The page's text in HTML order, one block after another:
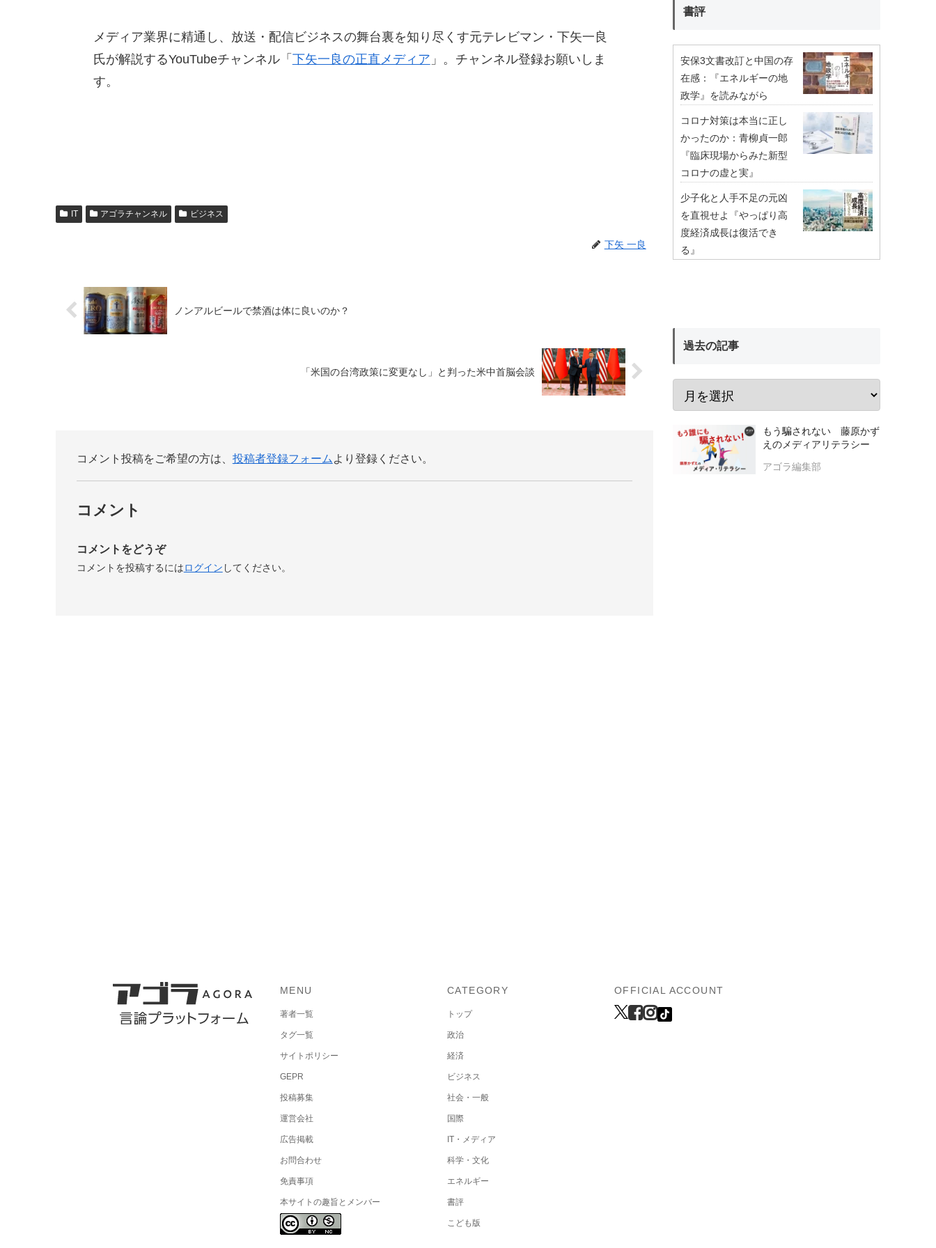
メディア業界に精通し、放送・配信ビジネスの舞台裏を知り尽くす元テレビマン・下矢一良
氏が解説するYouTubeチャンネル「 下矢一良の正直メディア 」。チャンネル登録お願いしま
す。
IT アゴラチャンネル ビジネス
下矢 一良
ノンアルビールで禁酒は体に良いのか？
「米国の台湾政策に変更なし」と判った米中首脳会談
コメント投稿をご希望の方は、 投稿者登録フォーム より登録ください。
コメント
コメントをどうぞ
コメントを投稿するにはログイン してください。
書評
安保3文書改訂と中国の存
在感：『エネルギーの地
政学』を読みながら
コロナ対策は本当に正し
かったのか：青柳貞一郎
『臨床現場からみた新型
コロナの虚と実』
少子化と人手不足の元凶
を直視せよ『やっぱり高
度経済成長は復活でき
る』
過去の記事
もう騙されない 藤原かず
えのメディアリテラシー
アゴラ編集部
MENU
著者一覧
タグ一覧
サイトポリシー
GEPR
投稿募集
運営会社
広告掲載
お問合わせ
免責事項
本サイトの趣旨とメンバー
CATEGORY
トップ
政治
経済
ビジネス
社会・一般
国際
IT・メディア
科学・文化
エネルギー
書評
こども版
OFFICIAL ACCOUNT